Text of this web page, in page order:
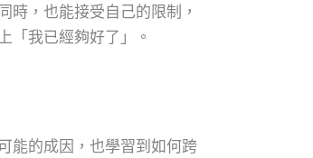
時，也能接受自己的限制，
「我已經夠好了」。
能的成因，也學習到如何跨